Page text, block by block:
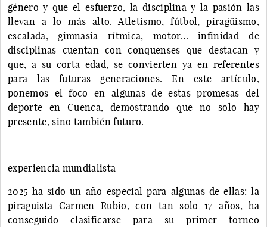
género y que el esfuerzo, la disciplina y la pasión las
llevan a lo más alto. Atletismo, fútbol, piragüismo,
escalada, gimnasia rítmica, motor… infinidad de
disciplinas cuentan con conquenses que destacan y
que, a su corta edad, se convierten ya en referentes
para las futuras generaciones. En este artículo,
ponemos el foco en algunas de estas promesas del
deporte en Cuenca, demostrando que no solo hay
presente, sino también futuro.
experiencia mundialista
2025 ha sido un año especial para algunas de ellas: la
piragüista Carmen Rubio, con tan solo 17 años, ha
conseguido clasificarse para su primer torneo